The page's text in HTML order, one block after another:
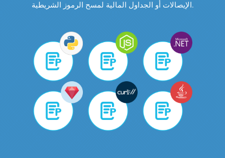
الإيصالات أو الجداول المالية لمسح الرموز الشريطية.